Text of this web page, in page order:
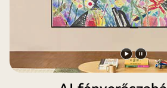
Videó